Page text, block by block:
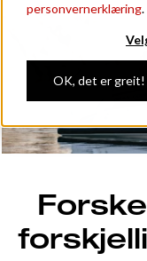
personvernerklæring.
OK, det er greit!